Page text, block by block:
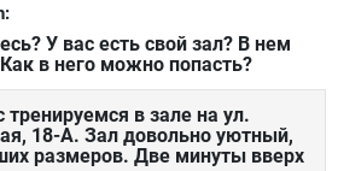
У вас есть свой зал? В нем
в него можно попасть?
в зале на ул.
18-А. Зал довольно уютный,
размеров. Две минуты вверх